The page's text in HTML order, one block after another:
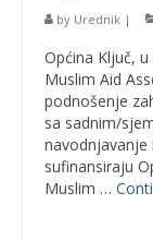
by Urednik |
Općina Ključ,
Muslim Aid
podnošenje
sa sadnim/
sufinansiraju
Muslim …